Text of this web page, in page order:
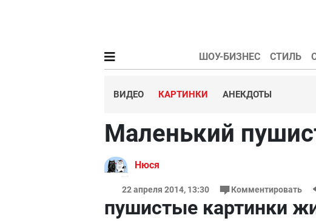
ШОУ-БИЗНЕС СТИЛЬ
ВИДЕО КАРТИНКИ АНЕКДОТЫ
Маленький
Нюся
22 апреля 2014, 13:30 Комментировать
пушистые картинки